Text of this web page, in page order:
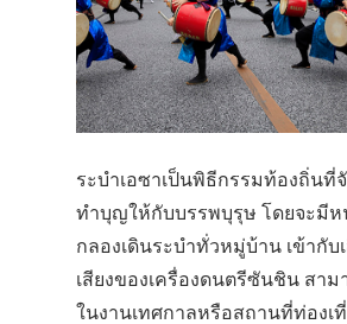
ระบำเอซาเป็นพิธีกรรมท้องถิ่นที่
ทำบุญให้กับบรรพบุรุษ โดยจะมีห
กลองเดินระบำทั่วหมู่บ้าน เข้ากับ
เสียงของเครื่องดนตรีซันชิน สา
ในงานเทศกาลหรือสถานที่ท่องเ